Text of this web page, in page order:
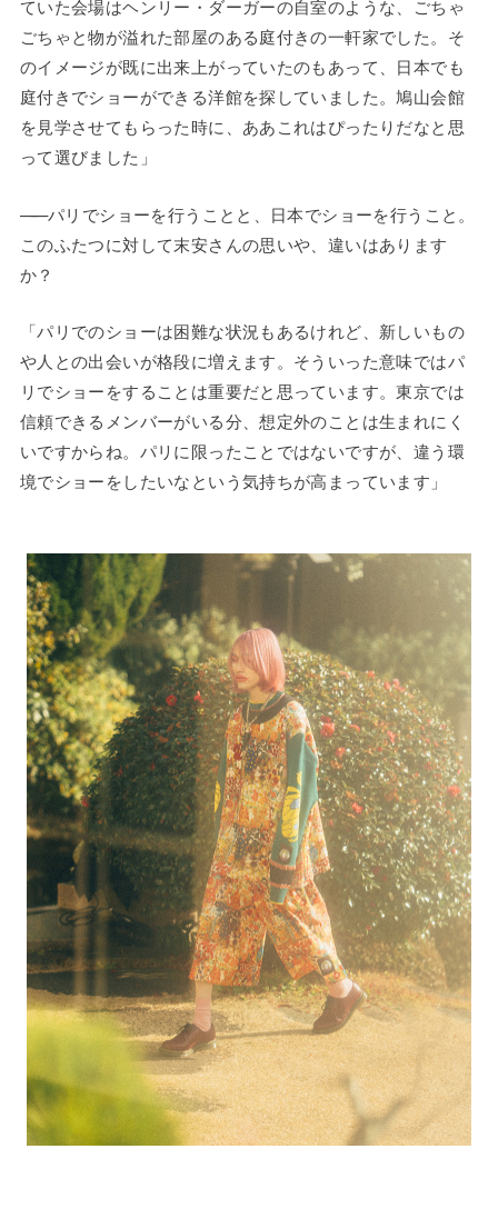
ていた会場はヘンリー・ダーガーの自室のような、ごちゃ
ごちゃと物が溢れた部屋のある庭付きの一軒家でした。そ
のイメージが既に出来上がっていたのもあって、日本でも
庭付きでショーができる洋館を探していました。鳩山会館
を見学させてもらった時に、ああこれはぴったりだなと思
って選びました」
——パリでショーを行うことと、日本でショーを行うこと。
このふたつに対して末安さんの思いや、違いはあります
か？
「パリでのショーは困難な状況もあるけれど、新しいもの
や人との出会いが格段に増えます。そういった意味ではパ
リでショーをすることは重要だと思っています。東京では
信頼できるメンバーがいる分、想定外のことは生まれにく
いですからね。パリに限ったことではないですが、違う環
境でショーをしたいなという気持ちが高まっています」